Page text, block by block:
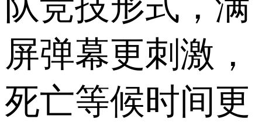
屏弹幕更刺激，
死亡等候时间更